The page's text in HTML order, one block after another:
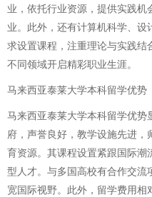
业，依托行业资源，提供实践
业。此外，还有计算机科学、
求设置课程，注重理论与实践结
不同领域开启精彩职业生涯。
马来西亚泰莱大学本科留学优势
马来西亚泰莱大学本科留学优势
府，声誉良好，教学设施先进，
育资源。其课程设置紧跟国际潮
型人才。与多国高校有合作交流
宽国际视野。此外，留学费用相